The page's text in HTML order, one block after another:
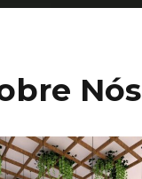
Nós